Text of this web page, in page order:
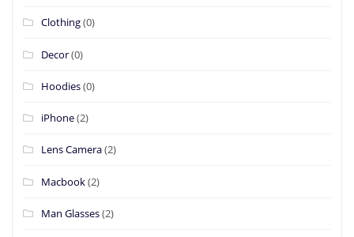
Clothing(0)
Decor(0)
Hoodies(0)
iPhone(2)
Lens Camera(2)
Macbook(2)
Man Glasses(2)